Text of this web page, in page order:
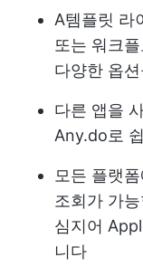
A템플릿 라
또는 워크
다양한 옵
다른 앱을
Any.do로
모든 플랫
조회가 가
심지어
니다